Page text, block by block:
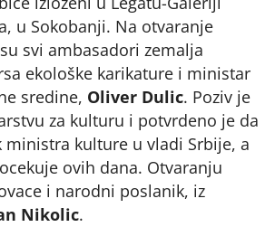
u Sokobanji. Na otvaranje
svi ambasadori zemalja
ekološke karikature i ministar
sredine, Oliver Dulic. Poziv je
za kulturu i potvrdeno je da
ministra kulture u vladi Srbije, a
ovih dana. Otvaranju
i narodni poslanik, iz
Nikolic.